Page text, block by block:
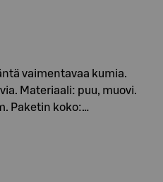
vaimentavaa kumia.
Materiaali: puu, muovi.
Paketin koko:…